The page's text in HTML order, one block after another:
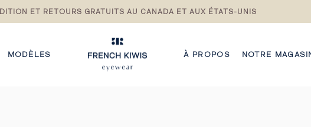
Pause
du
diaporama
ET RETOURS GRATUITS AU CANADA ET AUX ÉTATS-UNIS
MODÈLES À PROPOS NOTRE